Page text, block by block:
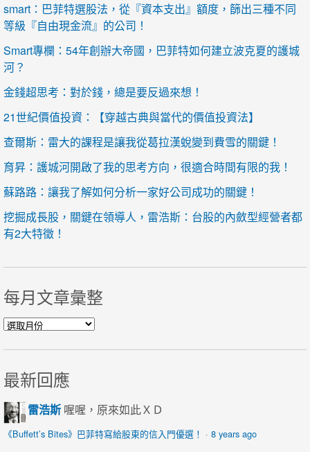
smart：巴菲特選股法，從『資本支出』額度，篩出三種不同
等級『自由現金流』的公司！
Smart專欄：54年創辦大帝國，巴菲特如何建立波克夏的護城
河？
金錢超思考：對於錢，總是要反過來想！
21世紀價值投資：【穿越古典與當代的價值投資法】
查爾斯：雷大的課程是讓我從葛拉漢蛻變到費雪的關鍵！
育昇：護城河開啟了我的思考方向，很適合時間有限的我！
蘇路路：讓我了解如何分析一家好公司成功的關鍵！
挖掘成長股，關鍵在領導人，雷浩斯：台股的內斂型經營者都
有2大特徵！
每月文章彙整
每月文章彙整
最新回應
雷浩斯 喔喔，原來如此ＸＤ
《Buffett’s Bites》巴菲特寫給股東的信入門優選！ · 8 years ago